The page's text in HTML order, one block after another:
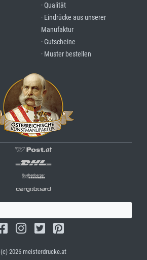
· Qualität
· Eindrücke aus unserer
Manufaktur
· Gutscheine
· Muster bestellen
(c) 2026 meisterdrucke.at